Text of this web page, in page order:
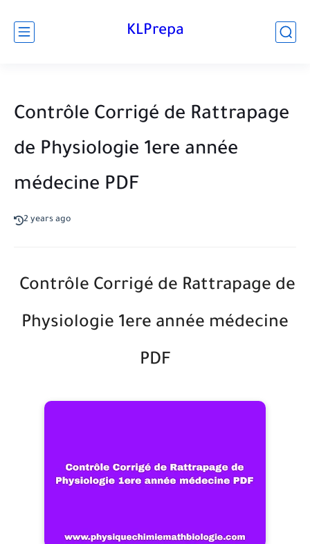
KLPrepa
Contrôle Corrigé de Rattrapage
de Physiologie 1ere année
médecine PDF
2 years ago
Contrôle Corrigé de Rattrapage de
Physiologie 1ere année médecine
PDF